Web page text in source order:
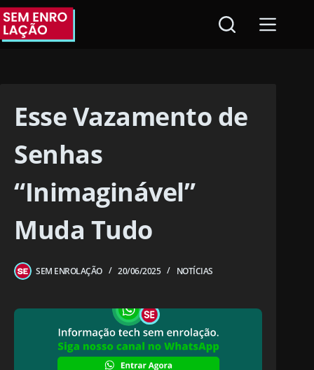
Pular
para
Esse Vazamento de
Senhas
“Inimaginável”
Muda Tudo
SEM ENROLAÇÃO 20/06/2025 NOTÍCIAS